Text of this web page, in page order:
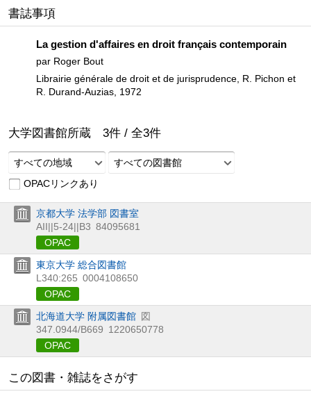
書誌事項
La gestion d'affaires en droit français contemporain
par Roger Bout
Librairie générale de droit et de jurisprudence, R. Pichon et
R. Durand-Auzias, 1972
大学図書館所蔵 3件 / 全3件
すべての地域
すべての図書館
OPACリンクあり
京都大学 法学部 図書室
AII||5-24||B3 84095681
OPAC
東京大学 総合図書館
L340:265 0004108650
OPAC
北海道大学 附属図書館 図
347.0944/B669 1220650778
OPAC
この図書・雑誌をさがす